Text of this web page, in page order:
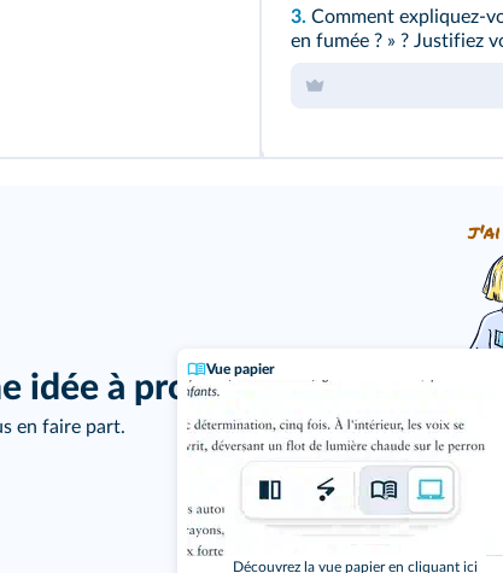
Vue papier
Découvrez la vue papier en cliquant ici
3. Comment expliquez-
en fumée ? » ? Justifiez
idée à proposer ?
en faire part.
j'ai